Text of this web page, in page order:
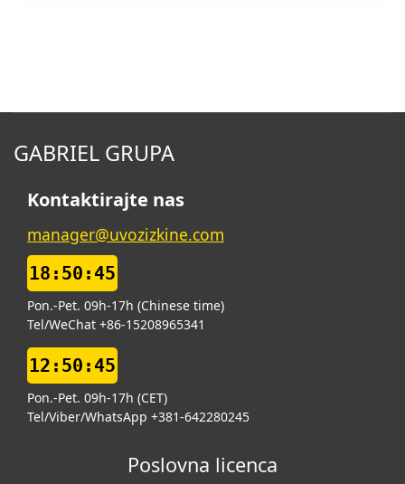
GABRIEL GRUPA
Kontaktirajte nas
manager@uvozizkine.com
18:50:46
Pon.-Pet. 09h-17h (Chinese time)
Tel/WeChat +86-15208965341
12:50:46
Pon.-Pet. 09h-17h (CET)
Tel/Viber/WhatsApp +381-642280245
Poslovna licenca